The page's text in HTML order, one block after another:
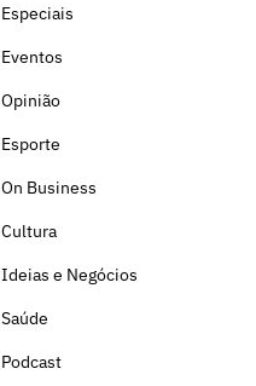
Especiais
Eventos
Opinião
Esporte
On Business
Cultura
Ideias e Negócios
Saúde
Podcast